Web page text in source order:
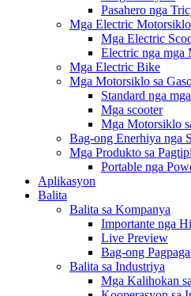
Pasahero nga
Mga Electric
Mga Electric
Electric nga mga
Mga Electric Bike
Mga Motorsiklo sa
Standard nga
Mga scooter
Mga Motorsiklo
Bag-ong Enerhiya nga
Mga Produkto sa
Portable nga
Aplikasyon
Balita
Balita sa Kompanya
Importante nga
Live Preview
Bag-ong
Balita sa Industriya
Mga Kalihokan